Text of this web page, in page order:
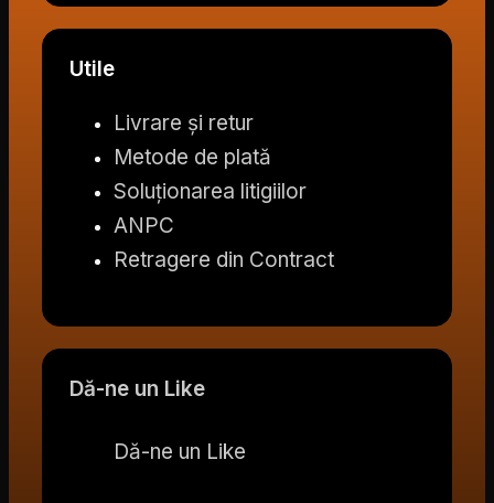
Utile
Livrare și retur
Metode de plată
Soluționarea litigiilor
ANPC
Retragere din Contract
Dă-ne un Like
Dă-ne un Like